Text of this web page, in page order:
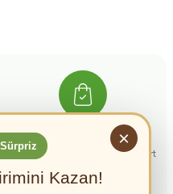
×
Kazan!
Güvenli Ödeme
256 BIT Güvenlik sertifikası ile kart